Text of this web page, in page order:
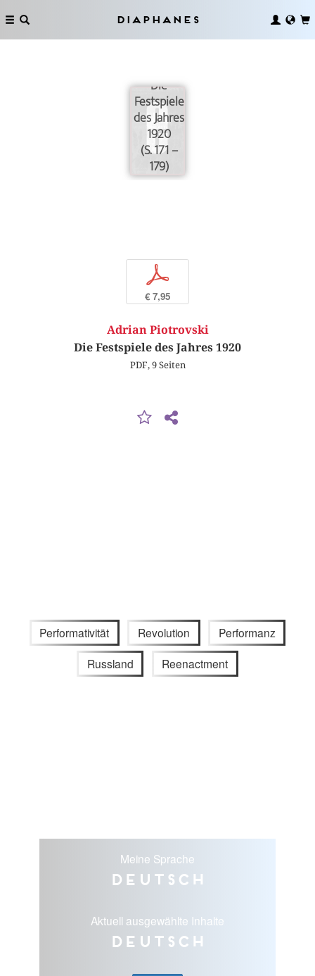
Diaphanes
Die
Festspiele
des Jahres
1920
(S. 171 –
179)
p
€ 7,95
Adrian Piotrovski
Die Festspiele des Jahres 1920
PDF, 9 Seiten
Performativität Revolution Performanz
Russland Reenactment
Meine Sprache
Deutsch
Aktuell ausgewählte Inhalte
Deutsch